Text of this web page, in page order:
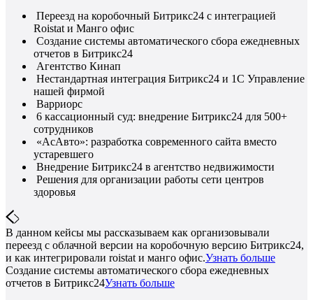
Переезд на коробочный Битрикс24 с интеграцией
Roistat и Манго офис
Создание системы автоматического сбора ежедневных
отчетов в Битрикс24
Агентство Кинап
Нестандартная интеграция Битрикс24 и 1С Управление
нашей фирмой
Варриорс
6 кассационный суд: внедрение Битрикс24 для 500+
сотрудников
«АсАвто»: разработка современного сайта вместо
устаревшего
Внедрение Битрикс24 в агентство недвижимости
Решения для организации работы сети центров
здоровья
В данном кейсы мы рассказываем как организовывали
переезд с облачной версии на коробочную версию Битрикс24,
и как интегрировали roistat и манго офис.Узнать больше
Создание системы автоматического сбора ежедневных
отчетов в Битрикс24Узнать больше